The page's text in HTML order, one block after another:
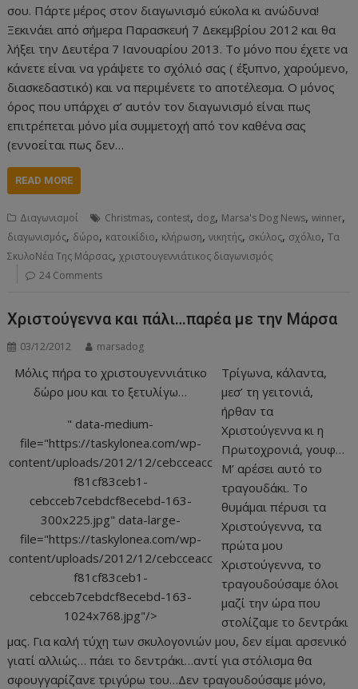
σου. Πάρτε μέρος στον διαγωνισμό εύκολα κι ανώδυνα!
Ξεκινάει από σήμερα Παρασκευή 7 Δεκεμβρίου 2012 και θα
λήξει την Δευτέρα 7 Ιανουαρίου 2013. Το μόνο που έχετε να
κάνετε είναι να γράψετε το σχόλιό σας ( έξυπνο, χαρούμενο,
διασκεδαστικό) και να περιμένετε το αποτέλεσμα. Ο μόνος
όρος που υπάρχει σ’ αυτόν τον διαγωνισμό είναι πως
επιτρέπεται μόνο μία συμμετοχή από τον καθένα σας
(εννοείται πως δεν…
READ MORE
Διαγωνισμοί Christmas, contest, dog, Marsa's Dog News,winner,
διαγωνισμός, δώρο, κατοικίδιο, κλήρωση,νικητής, σκύλος, σχόλιο,Τα
ΣκυλοΝέα Της Μάρσας,χριστουγεννιάτικος διαγωνισμός
24 Comments
Χριστούγεννα και πάλι…παρέα με την Μάρσα
03/12/2012 marsadog
Μόλις πήρα το χριστουγεννιάτικο
δώρο μου και το ξετυλίγω…
" data-medium-
file="https://taskylonea.com/wp-
content/uploads/2012/12/cebcceacc
f81cf83ceb1-
cebcceb7cebdcf8ecebd-163-
300x225.jpg" data-large-
file="https://taskylonea.com/wp-
content/uploads/2012/12/cebcceacc
f81cf83ceb1-
cebcceb7cebdcf8ecebd-163-
1024x768.jpg"/>
Τρίγωνα, κάλαντα,
μεσ’ τη γειτονιά,
ήρθαν τα
Χριστούγεννα κι η
Πρωτοχρονιά, γουφ…
Μ’ αρέσει αυτό το
τραγουδάκι. Το
θυμάμαι πέρυσι τα
Χριστούγεννα, τα
πρώτα μου
Χριστούγεννα, το
τραγουδούσαμε όλοι
μαζί την ώρα που
στολίζαμε το δεντράκι
μας. Για καλή τύχη των σκυλογονιών μου, δεν είμαι αρσενικό
γιατί αλλιώς… πάει το δεντράκι…αντί για στόλισμα θα
σφουγγαρίζανε τριγύρω του…Δεν τραγουδούσαμε μόνο,